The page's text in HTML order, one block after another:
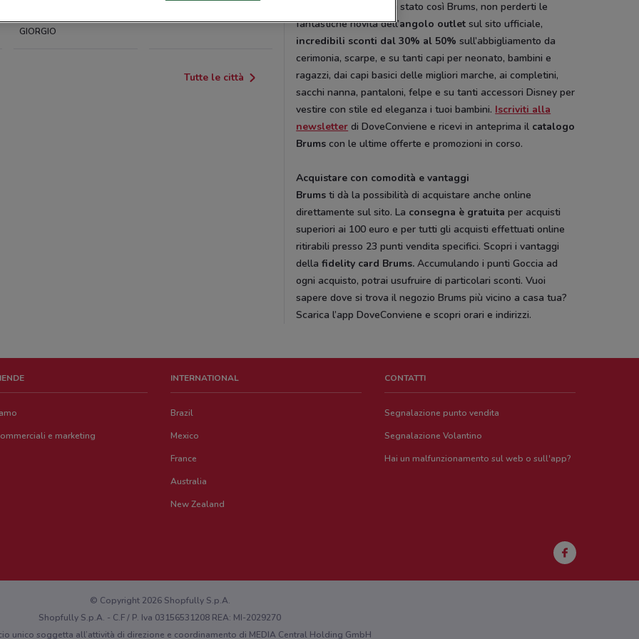
GIORGIO
Tutte le città
L’acquisto non era mai stato così Brums, non perderti le
fantastiche novità dell’angolo outletsul sito ufficiale,
incredibili sconti dal 30% al 50% sull’abbigliamento da
cerimonia, scarpe, e su tanti capi per neonato, bambini e
ragazzi, dai capi basici delle migliori marche, ai completini,
sacchi nanna, pantaloni, felpe e su tanti accessori Disney per
vestire con stile ed eleganza i tuoi bambini. Iscriviti alla
newsletter di DoveConviene e ricevi in anteprima il catalogo
Brums con le ultime offerte e promozioni in corso.
Acquistare con comodità e vantaggi
Brums ti dà la possibilità di acquistare anche online
direttamente sul sito. La consegna è gratuita per acquisti
superiori ai 100 euro e per tutti gli acquisti effettuati online
ritirabili presso 23 punti vendita specifici. Scopri i vantaggi
dellafidelity card Brums. Accumulando i punti Goccia ad
ogni acquisto, potrai usufruire di particolari sconti. Vuoi
sapere dove si trova il negozio Brums più vicino a casa tua?
Scarica l’app DoveConviene e scopri orari e indirizzi.
e marketing
INTERNATIONAL
Brazil
Mexico
France
Australia
New Zealand
CONTATTI
Segnalazione punto vendita
Segnalazione Volantino
Hai un malfunzionamento sul web o sull'app?
© Copyright 2026 Shopfully S.p.A.
Shopfully S.p.A. - C.F / P. Iva 03156531208 REA: MI-2029270
unico soggetta all’attività di direzione e coordinamento di MEDIA Central Holding GmbH